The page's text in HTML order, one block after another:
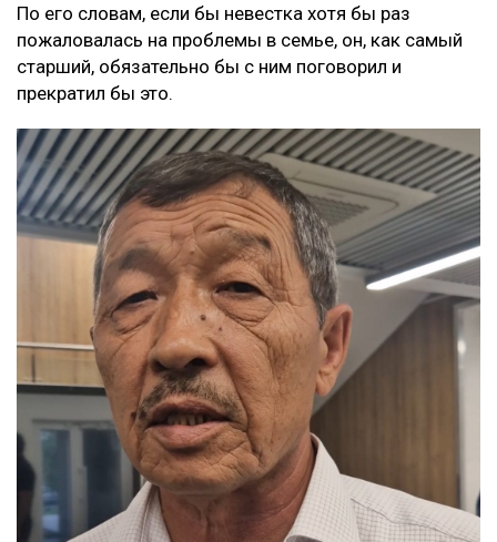
По его словам, если бы невестка хотя бы раз
пожаловалась на проблемы в семье, он, как самый
старший, обязательно бы с ним поговорил и
прекратил бы это.